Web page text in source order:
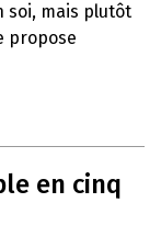
soi, mais plutôt
propose
en cinq